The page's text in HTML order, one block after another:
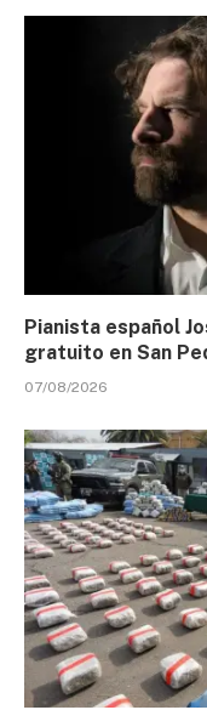
Pianista español
gratuito en San
07/08/2026